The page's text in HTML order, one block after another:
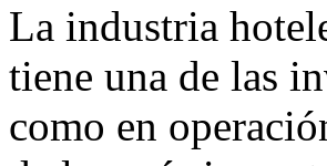
La industria
tiene una de las
como en